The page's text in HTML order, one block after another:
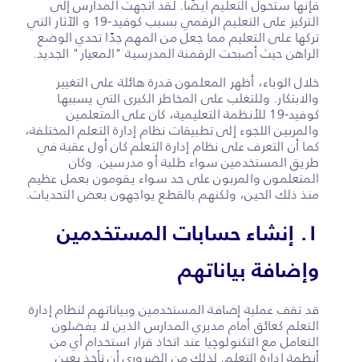
فإنها ستحول التعليم أيضًا. لقد اتجهت المدارس إلى
التركيز على التعليم الرقمي بسبب كوفيد-19 و الآثار التي
تركها على التعليم مما جعل من المهم جدًا تحدي الوضع
الراهن حيث أصبحت الرقمنة المدرسية "المعيار" الجديد.
خلال الوباء، أظهر المعلمون قدرة هائلة على التغيير
والابتكار. وللتغلب على المخاطر الكبرى التي يسببها
كوفيد-19 للأنظمة التعليمية، كان على المتعلمين
والمربين اللجوء إلى تطبيقات نظام إدارة التعلم المختلفة،
كما أن التعرف على نظام إدارة التعلم كان أول عقبة في
طريق المستخدمين سواء طلبة أو مدرسين. وكان
المتعلمون والمربون على حد سواء يقومون بعمل عظيم
منذ ذلك الحين، ولكنهم بالقطع يواجهون بعض التحديات.
١. إنشاء حسابات المستخدمين
وإضافة بياناتهم
قد تقف عملية إضافة المستخدمين وبياناتهم لنظام إدارة
التعلم كعائق أمام مديري المدارس الذين لا يفضلون
التعامل مع التكنولوچيا عند اتخاذ قرار استخدام أي من
أنظمة إدارة التعلم. لذلك من الضروري أن تأخذ بعين